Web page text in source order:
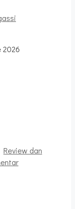
2026
Review dan